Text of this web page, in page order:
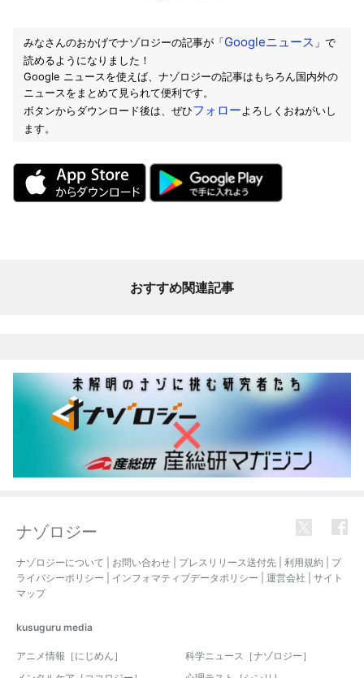
みなさんのおかげでナゾロジーの記事が「Googleニュース 」で
読めるようになりました！
Google ニュースを使えば、ナゾロジーの記事はもちろん国内外の
ニュースをまとめて見られて便利です。
ボタンからダウンロード後は、ぜひフォローよろしくおねがいし
ます。
おすすめ関連記事
ナゾロジー
ナゾロジーについて お問い合わせ プレスリリース送付先 利用規約
プ
ライバシーポリシー
インフォマティブデータポリシー 運営会社
サイト
マップ
kusuguru media
アニメ情報［にじめん］
科学ニュース［ナゾロジー］